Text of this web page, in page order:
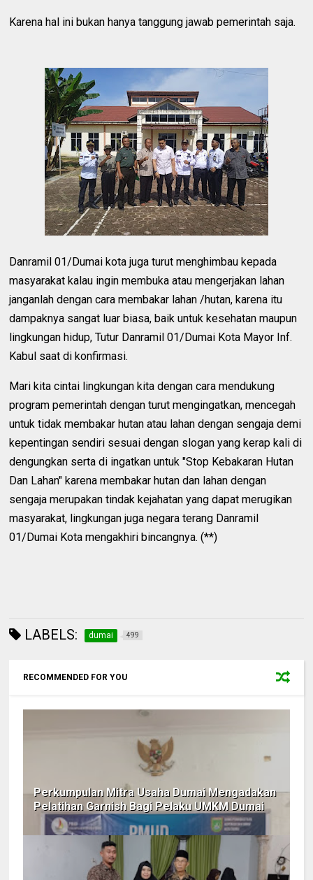
Karena hal ini bukan hanya tanggung jawab pemerintah saja.
Danramil 01/Dumai kota juga turut menghimbau kepada
masyarakat kalau ingin membuka atau mengerjakan lahan
janganlah dengan cara membakar lahan /hutan, karena itu
dampaknya sangat luar biasa, baik untuk kesehatan maupun
lingkungan hidup, Tutur Danramil 01/Dumai Kota Mayor Inf.
Kabul saat di konfirmasi.
Mari kita cintai lingkungan kita dengan cara mendukung
program pemerintah dengan turut mengingatkan, mencegah
untuk tidak membakar hutan atau lahan dengan sengaja demi
kepentingan sendiri sesuai dengan slogan yang kerap kali di
dengungkan serta di ingatkan untuk "Stop Kebakaran Hutan
Dan Lahan" karena membakar hutan dan lahan dengan
sengaja merupakan tindak kejahatan yang dapat merugikan
masyarakat, lingkungan juga negara terang Danramil
01/Dumai Kota mengakhiri bincangnya. (**)
LABELS: dumai 499
RECOMMENDED FOR YOU
Perkumpulan Mitra Usaha Dumai Mengadakan
Pelatihan Garnish Bagi Pelaku UMKM Dumai